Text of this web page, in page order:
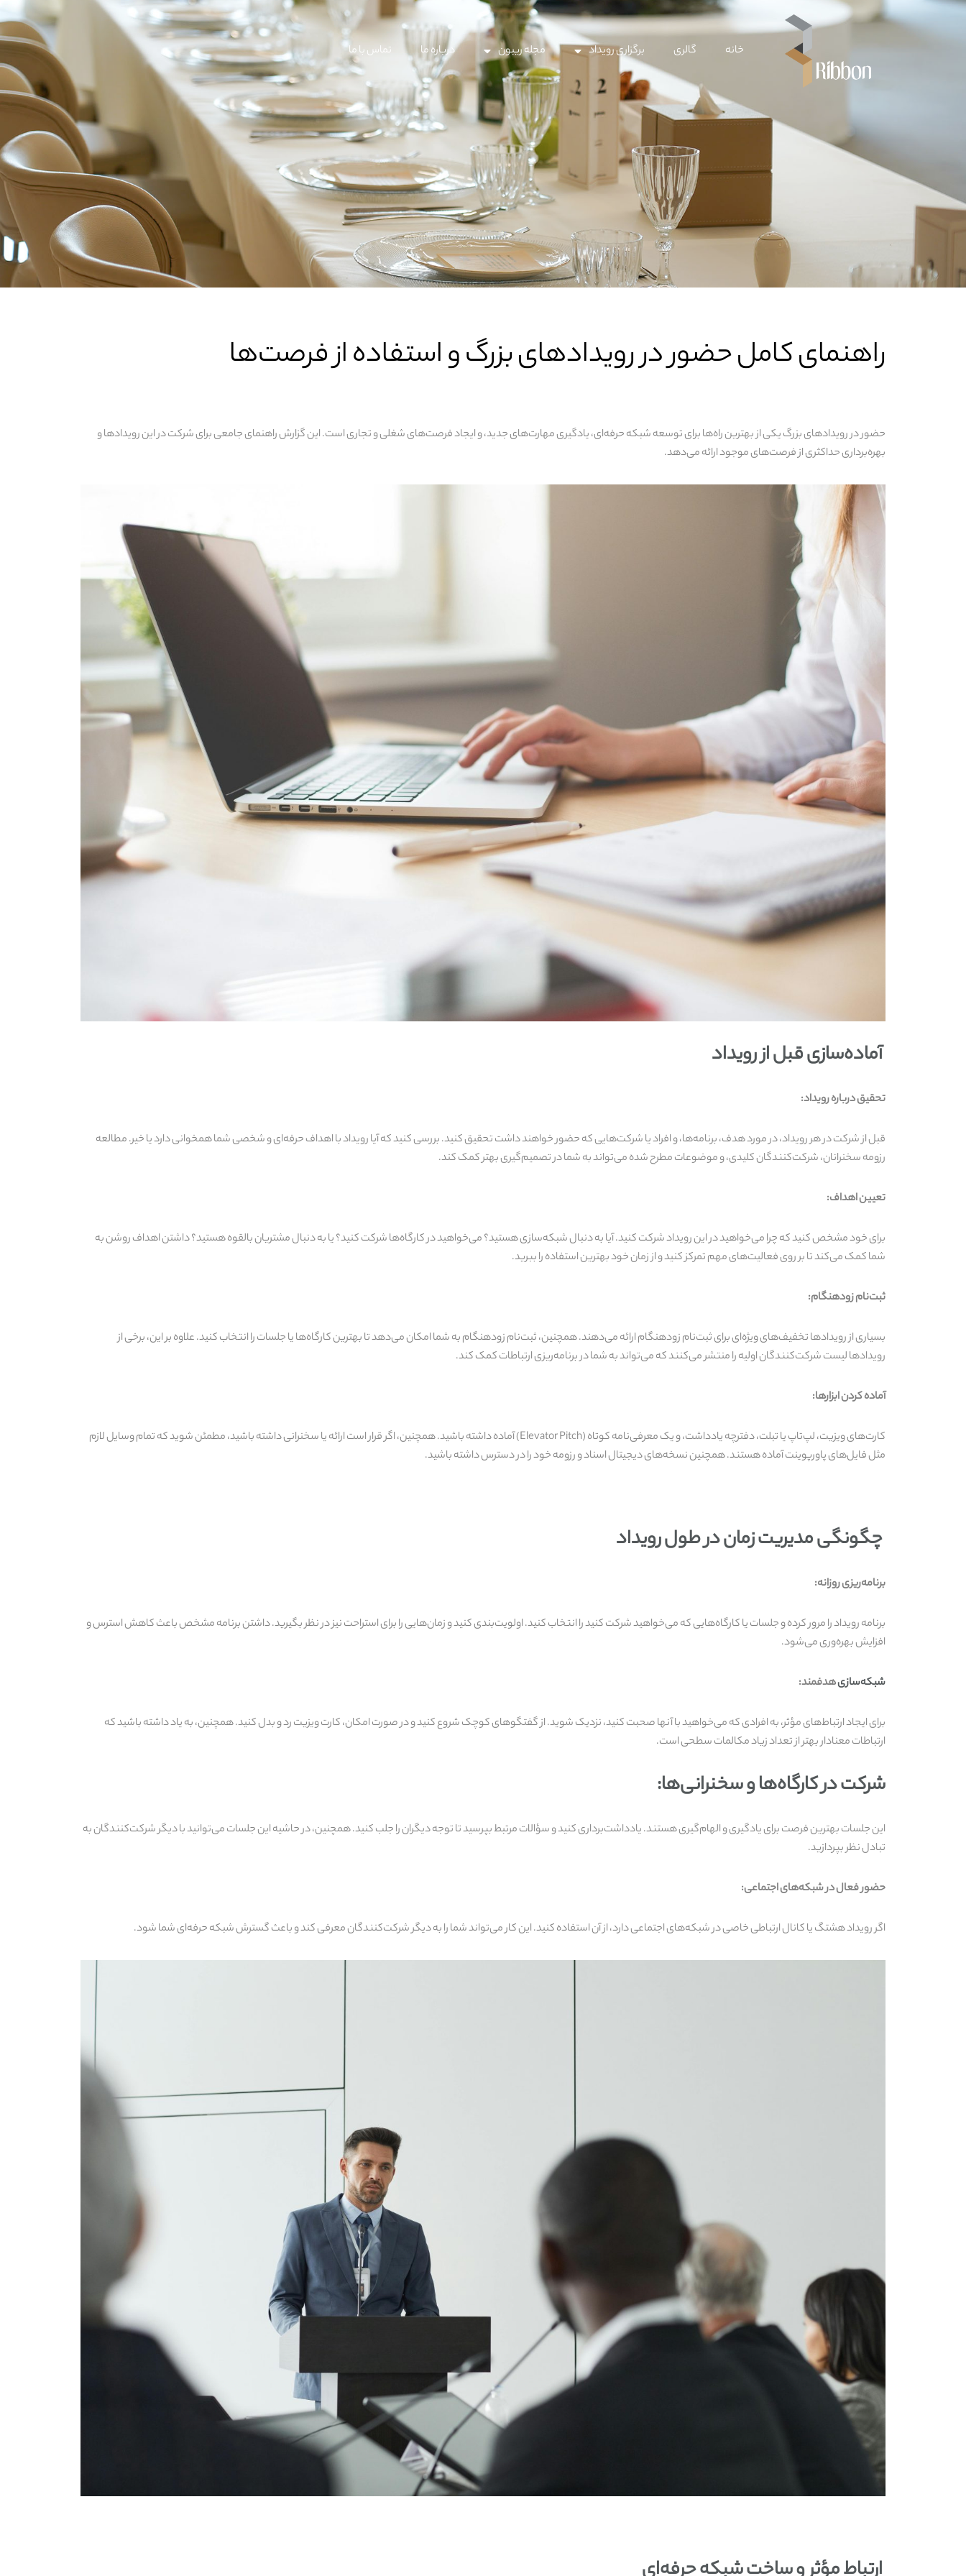
خانه گالری برگزاری رویداد مجله ریبون درباره ما تماس با ما
راهنمای کامل حضور در رویدادهای بزرگ و استفاده از فرصت‌ها
حضور در رویدادهای بزرگ یکی از بهترین راه‌ها برای توسعه شبکه حرفه‌ای، یادگیری مهارت‌های جدید، و ایجاد فرصت‌های شغلی و تجاری است. این گزارش راهنمای جامعی برای شرکت در این رویدادها و
بهره‌برداری حداکثری از فرصت‌های موجود ارائه می‌دهد.
آماده‌سازی قبل از رویداد
تحقیق درباره رویداد:
قبل از شرکت در هر رویداد، در مورد هدف، برنامه‌ها، و افراد یا شرکت‌هایی که حضور خواهند داشت تحقیق کنید. بررسی کنید که آیا رویداد با اهداف حرفه‌ای و شخصی شما همخوانی دارد یا خیر. مطالعه
رزومه سخنرانان، شرکت‌کنندگان کلیدی، و موضوعات مطرح شده می‌تواند به شما در تصمیم‌گیری بهتر کمک کند.
تعیین اهداف:
برای خود مشخص کنید که چرا می‌خواهید در این رویداد شرکت کنید. آیا به دنبال شبکه‌سازی هستید؟ می‌خواهید در کارگاه‌ها شرکت کنید؟ یا به دنبال مشتریان بالقوه هستید؟ داشتن اهداف روشن به
شما کمک می‌کند تا بر روی فعالیت‌های مهم تمرکز کنید و از زمان خود بهترین استفاده را ببرید.
ثبت‌نام زودهنگام:
بسیاری از رویدادها تخفیف‌های ویژه‌ای برای ثبت‌نام زودهنگام ارائه می‌دهند. همچنین، ثبت‌نام زودهنگام به شما امکان می‌دهد تا بهترین کارگاه‌ها یا جلسات را انتخاب کنید. علاوه بر این، برخی از
رویدادها لیست شرکت‌کنندگان اولیه را منتشر می‌کنند که می‌تواند به شما در برنامه‌ریزی ارتباطات کمک کند.
آماده کردن ابزارها:
کارت‌های ویزیت، لپ‌تاپ یا تبلت، دفترچه یادداشت، و یک معرفی‌نامه کوتاه (Elevator Pitch) آماده داشته باشید. همچنین، اگر قرار است ارائه یا سخنرانی داشته باشید، مطمئن شوید که تمام وسایل لازم
مثل فایل‌های پاورپوینت آماده هستند. همچنین نسخه‌های دیجیتال اسناد و رزومه خود را در دسترس داشته باشید.
چگونگی مدیریت زمان در طول رویداد
برنامه‌ریزی روزانه:
برنامه رویداد را مرور کرده و جلسات یا کارگاه‌هایی که می‌خواهید شرکت کنید را انتخاب کنید. اولویت‌بندی کنید و زمان‌هایی را برای استراحت نیز در نظر بگیرید. داشتن برنامه مشخص باعث کاهش استرس و
افزایش بهره‌وری می‌شود.
شبکه‌سازیهدفمند:
برای ایجاد ارتباط‌های مؤثر، به افرادی که می‌خواهید با آنها صحبت کنید، نزدیک شوید. از گفتگوهای کوچک شروع کنید و در صورت امکان، کارت ویزیت رد و بدل کنید. همچنین، به یاد داشته باشید که
ارتباطات معنادار بهتر از تعداد زیاد مکالمات سطحی است.
شرکت در کارگاه‌ها و سخنرانی‌ها:
این جلسات بهترین فرصت برای یادگیری و الهام‌گیری هستند. یادداشت‌برداری کنید و سؤالات مرتبط بپرسید تا توجه دیگران را جلب کنید. همچنین، در حاشیه این جلسات می‌توانید با دیگر شرکت‌کنندگان به
تبادل نظر بپردازید.
حضور فعال در شبکه‌های اجتماعی:
اگر رویداد هشتگ یا کانال ارتباطی خاصی در شبکه‌های اجتماعی دارد، از آن استفاده کنید. این کار می‌تواند شما را به دیگر شرکت‌کنندگان معرفی کند و باعث گسترش شبکه حرفه‌ای شما شود.